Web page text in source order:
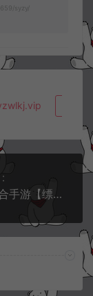
syzy/
大话回合手游【缥缈西游六阶时空闪现大作战】8月最新整理Linux手工服务端+定制后台+CDK授权后台+安卓苹果双端+详细搭建教程+视频教程